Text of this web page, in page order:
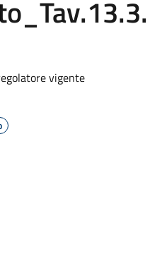
vigente